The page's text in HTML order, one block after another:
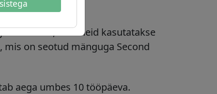
domeenid, kuid neid kasutatakse
on seotud mänguga Second
aega umbes 10 tööpäeva.